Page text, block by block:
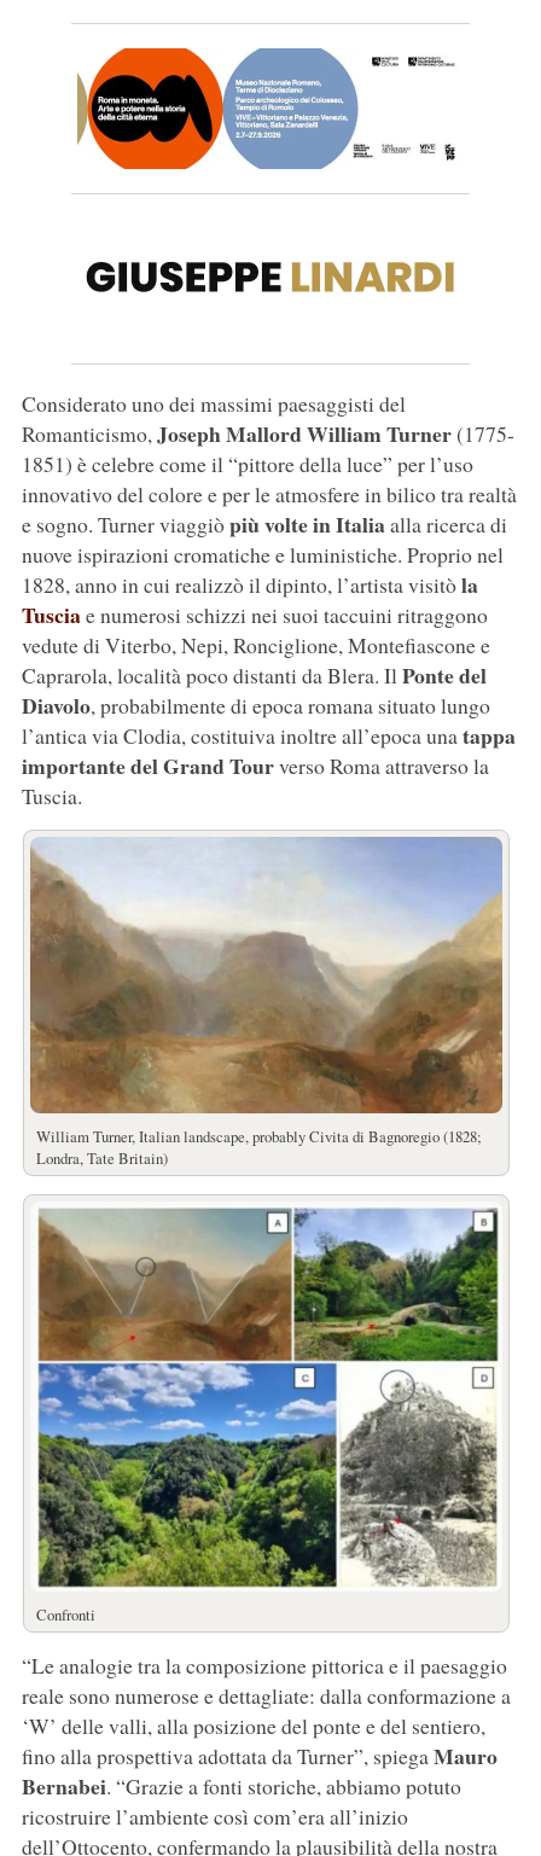
Considerato uno dei massimi paesaggisti del
Romanticismo,Joseph Mallord William Turner(1775-
1851) è celebre come il “pittore della luce” per l’uso
innovativo del colore e per le atmosfere in bilico tra realtà
e sogno. Turner viaggiòpiù volte in Italiaalla ricerca di
nuove ispirazioni cromatiche e luministiche. Proprio nel
1828, anno in cui realizzò il dipinto, l’artista visitòla
Tusciae numerosi schizzi nei suoi taccuini ritraggono
vedute di Viterbo, Nepi, Ronciglione, Montefiascone e
Caprarola, località poco distanti da Blera. IlPonte del
Diavolo, probabilmente di epoca romana situato lungo
l’antica via Clodia, costituiva inoltre all’epoca unatappa
importante del Grand Tourverso Roma attraverso la
Tuscia.
William Turner, Italian landscape, probably Civita di Bagnoregio (1828;
Londra, Tate Britain)
Confronti
“Le analogie tra la composizione pittorica e il paesaggio
reale sono numerose e dettagliate: dalla conformazione a
‘W’ delle valli, alla posizione del ponte e del sentiero,
fino alla prospettiva adottata da Turner”, spiegaMauro
Bernabei. “Grazie a fonti storiche, abbiamo potuto
ricostruire l’ambiente così com’era all’inizio
dell’Ottocento, confermando la plausibilità della nostra